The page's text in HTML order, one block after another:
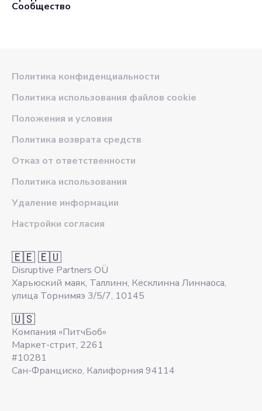
Сообщество
Политика конфиденциальности
Политика использования файлов cookie
Положения и условия
Политика возврата средств
Отказ от ответственности
Политика использования
Удаление информации
Настройки согласия
🇪🇪 🇪🇺
Disruptive Partners OÜ
Харьюский маяк, Таллинн, Кесклинна Линнаоса,
улица Торнимяэ 3/5/7, 10145
🇺🇸
Компания «ПитчБоб»
Маркет-стрит, 2261
#10281
Сан-Франциско, Калифорния 94114